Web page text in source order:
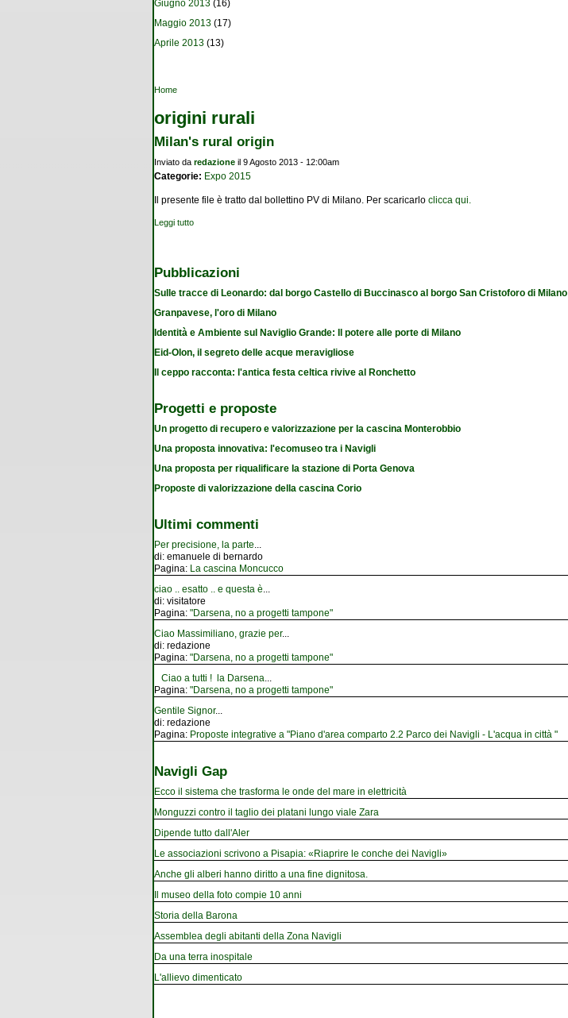
Giugno 2013 (16)
Maggio 2013 (17)
Aprile 2013 (13)
Tu sei qui
Home
origini rurali
Milan's rural origin
Inviato da redazione il 9 Agosto 2013 - 12:00am
Categorie: Expo 2015
Il presente file è tratto dal bollettino PV di Milano. Per scaricarlo clicca qui.
Leggi tutto
Pubblicazioni
Sulle tracce di Leonardo: dal borgo Castello di Buccinasco al borgo San Cristoforo di Milano
Granpavese, l'oro di Milano
Identità e Ambiente sul Naviglio Grande: Il potere alle porte di Milano
Eid-Olon, il segreto delle acque meravigliose
Il ceppo racconta: l'antica festa celtica rivive al Ronchetto
Progetti e proposte
Un progetto di recupero e valorizzazione per la cascina Monterobbio
Una proposta innovativa: l'ecomuseo tra i Navigli
Una proposta per riqualificare la stazione di Porta Genova
Proposte di valorizzazione della cascina Corio
Ultimi commenti
Per precisione, la parte...
di: emanuele di bernardo
Pagina: La cascina Moncucco
ciao .. esatto .. e questa è...
di: visitatore
Pagina: "Darsena, no a progetti tampone"
Ciao Massimiliano, grazie per...
di: redazione
Pagina: "Darsena, no a progetti tampone"
Ciao a tutti ! la Darsena...
Pagina: "Darsena, no a progetti tampone"
Gentile Signor...
di: redazione
Pagina: Proposte integrative a "Piano d'area comparto 2.2 Parco dei Navigli - L'acqua in città "
Navigli Gap
Ecco il sistema che trasforma le onde del mare in elettricità
Monguzzi contro il taglio dei platani lungo viale Zara
Dipende tutto dall'Aler
Le associazioni scrivono a Pisapia: «Riaprire le conche dei Navigli»
Anche gli alberi hanno diritto a una fine dignitosa.
Il museo della foto compie 10 anni
Storia della Barona
Assemblea degli abitanti della Zona Navigli
Da una terra inospitale
L'allievo dimenticato